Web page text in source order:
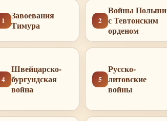
1
Завоевания
Тимура
2
Войны Польши
с Тевтонским
орденом
4
Швейцарско-
бургундская
война
5
Русско-
литовские
войны